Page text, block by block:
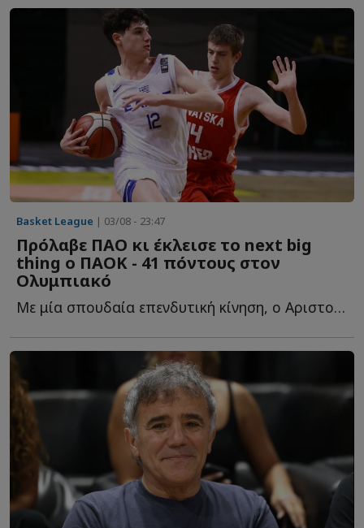
Basket League | 03/08 - 23:47
Πρόλαβε ΠΑΟ κι έκλεισε το next big
thing ο ΠΑΟΚ - 41 πόντους στον
Ολυμπιακό
Με μία σπουδαία επενδυτική κίνηση, ο Αριστοτέλης Μυστακίδης κ...